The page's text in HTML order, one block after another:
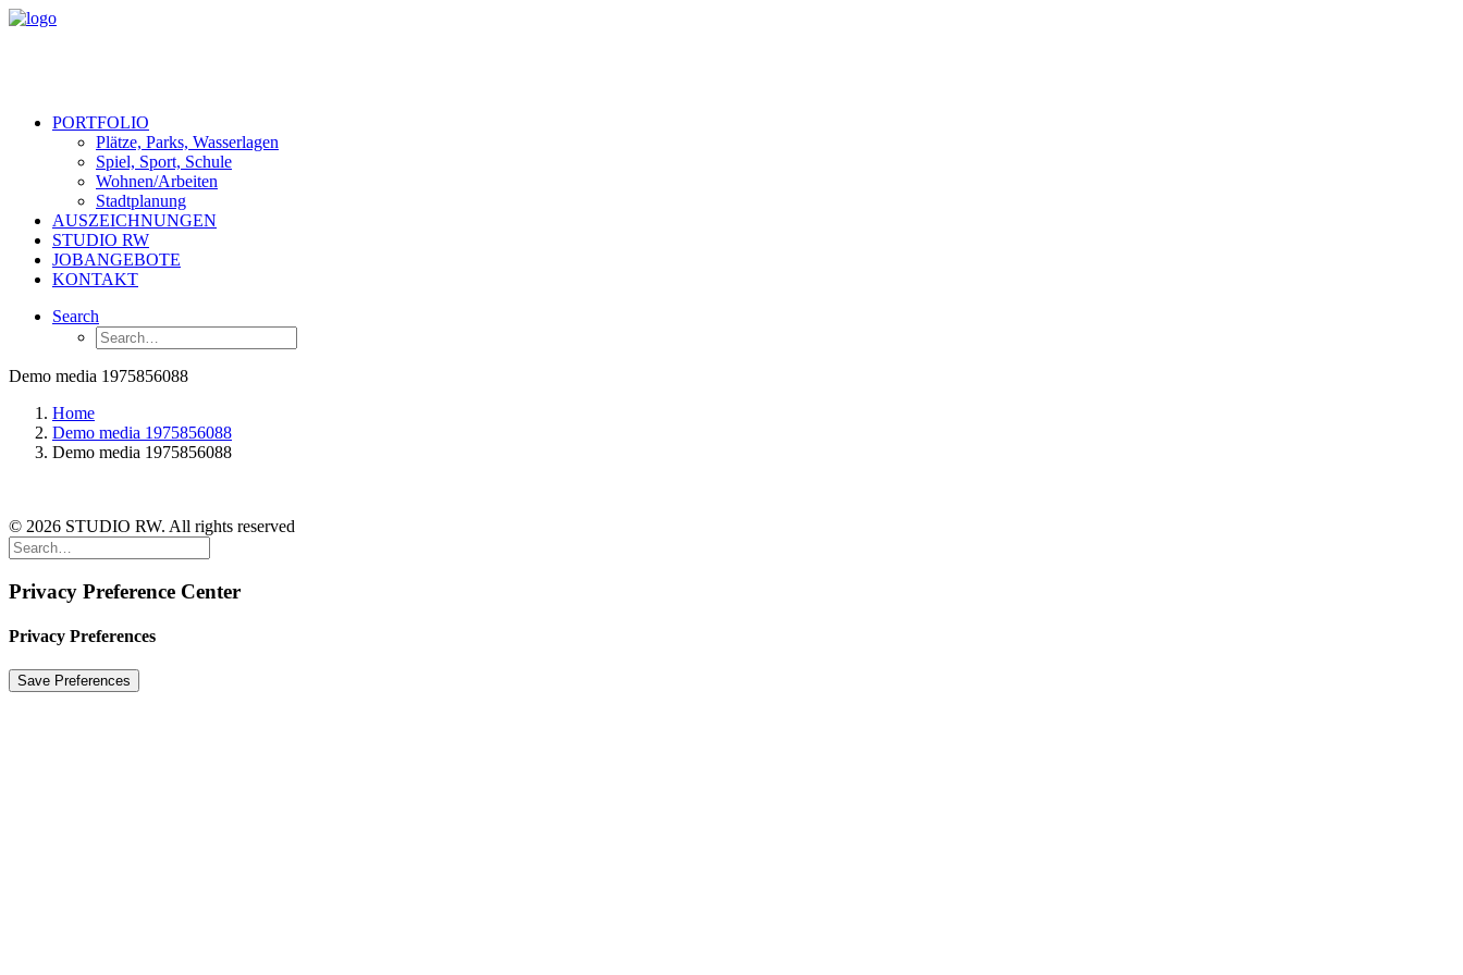
PORTFOLIO
Plätze, Parks, Wasserlagen
Spiel, Sport, Schule
Wohnen/Arbeiten
Stadtplanung
AUSZEICHNUNGEN
STUDIO RW
JOBANGEBOTE
KONTAKT
Search
Demo media 1975856088
Home
Demo media 1975856088
Demo media 1975856088
© 2026 STUDIO RW. All rights reserved
Privacy Preference Center
Privacy Preferences